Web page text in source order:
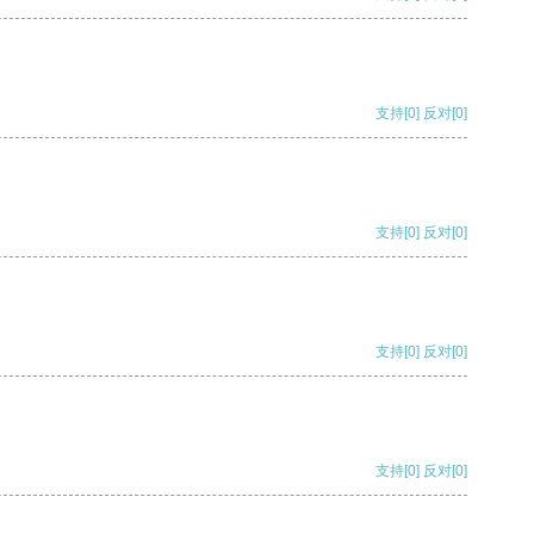
支持[0] 反对[0]
支持[0] 反对[0]
支持[0] 反对[0]
支持[0] 反对[0]